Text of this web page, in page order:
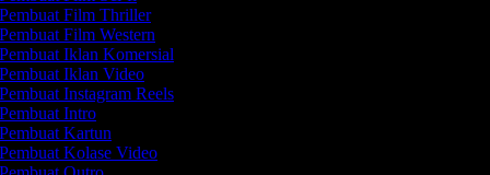
Film Thriller
Film Western
Iklan Komersial
Iklan Video
Instagram Reels
Intro
Kartun
Kolase Video